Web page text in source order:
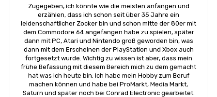
Zugegeben, ich könnte wie die meisten anfangen und
erzählen, dass ich schon seit über 35 Jahre ein
leidenschaftlicher Zocker bin und schon mitte der 80er mit
dem Commodore 64 angefangen habe zu spielen, später
dann mit PC, Atari und Nintendo groß geworden bin, was
dann mit dem Erscheinen der PlayStation und Xbox auch
fortgesetzt wurde. Wichtig zu wissen ist aber, dass mein
frühe Befassung mit diesem Bereich mich zu dem gemacht
hat was ich heute bin. Ich habe mein Hobby zum Beruf
machen können und habe bei ProMarkt, Media Markt,
Saturn und später noch bei Conrad Electronic gearbeitet.